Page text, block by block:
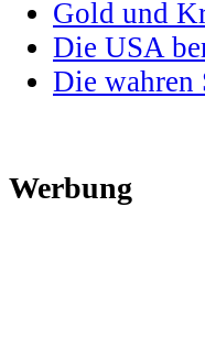
Gold und
Die USA
Die wahren
Werbung